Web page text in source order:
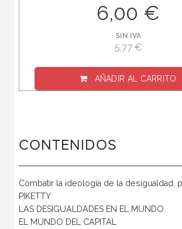
6,00 €
SIN IVA
5,77 €
AÑADIR AL CARRITO
CONTENIDOS
Combatir la ideología de la desigualdad,
PIKETTY
LAS DESIGUALDADES EN EL MUNDO
EL MUNDO DEL CAPITAL